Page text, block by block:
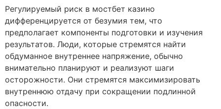
Регулируемый риск в мостбет казино
дифференцируется от безумия тем, что
предполагает компоненты подготовки и изучения
результатов. Люди, которые стремятся найти
обдуманное внутреннее напряжение, обычно
внимательно планируют и реализуют шаги
осторожности. Они стремятся максимизировать
внутреннюю отдачу при сокращении подлинной
опасности.